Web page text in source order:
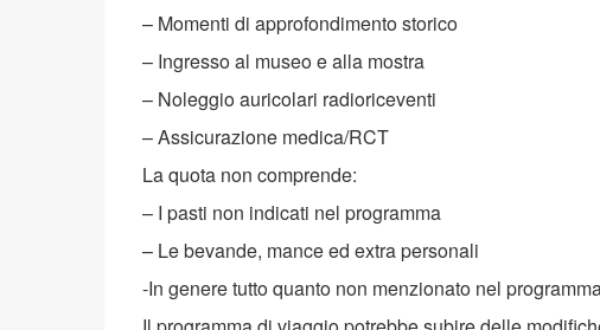
– Momenti di approfondimento storico
– Ingresso al museo e alla mostra
– Noleggio auricolari radioriceventi
– Assicurazione medica/RCT
La quota non comprende:
– I pasti non indicati nel programma
– Le bevande, mance ed extra personali
-In genere tutto quanto non menzionato nel